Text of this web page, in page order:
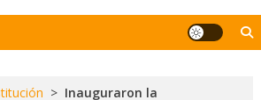
> Inauguraron la